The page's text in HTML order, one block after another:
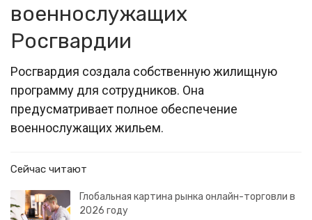
военнослужащих
Росгвардии
Росгвардия создала собственную жилищную
программу для сотрудников. Она
предусматривает полное обеспечение
военнослужащих жильем.
Сейчас читают
Глобальная картина рынка онлайн-торговли в
2026 году